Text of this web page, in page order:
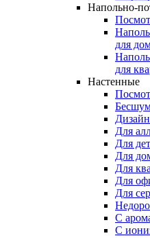
Напольно-
для
для
Настенные
Для
Для
Для
Для
Для
Для
С
С